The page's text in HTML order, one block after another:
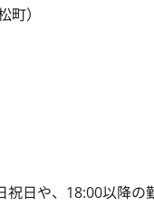
）
日や、18:00以降の